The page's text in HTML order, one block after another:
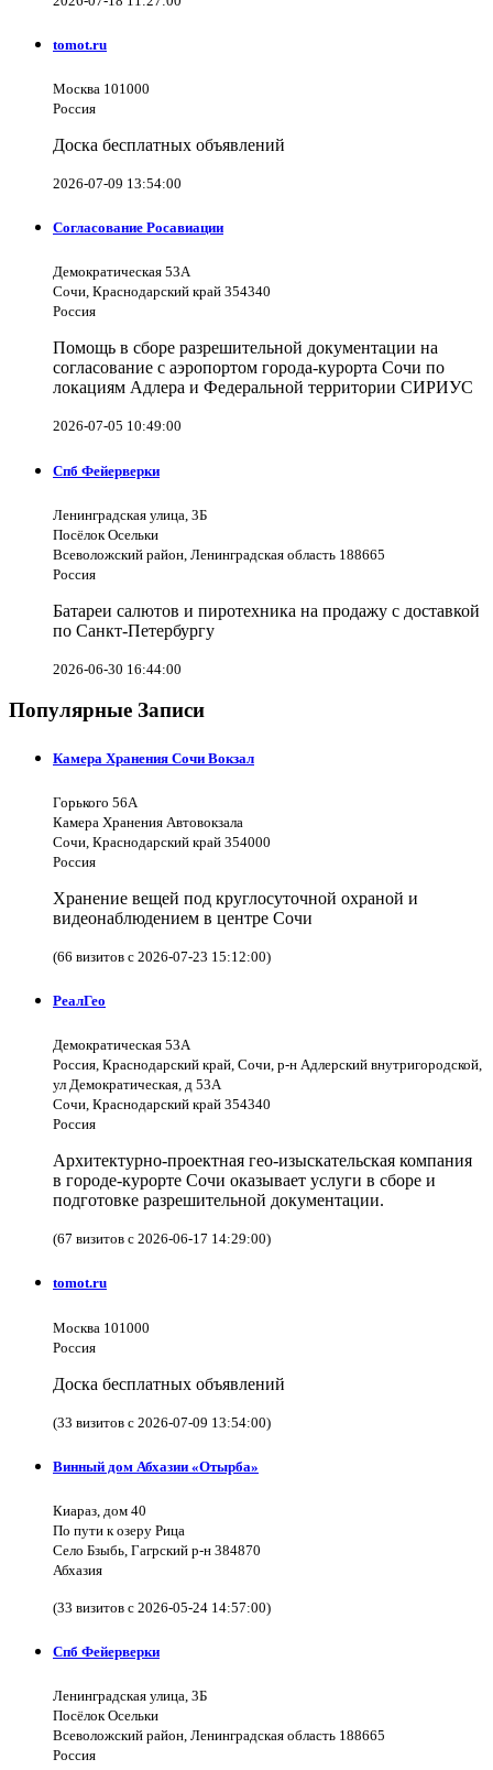
tomot.ru
Москва 101000
Россия
Доска бесплатных объявлений
2026-07-09 13:54:00
Согласование Росавиации
Демократическая 53А
Сочи, Краснодарский край 354340
Россия
Помощь в сборе разрешительной документации на
согласование с аэропортом города-курорта Сочи по
локациям Адлера и Федеральной территории СИРИУС
2026-07-05 10:49:00
Спб Фейерверки
Ленинградская улица, 3Б
Посёлок Осельки
Всеволожский район, Ленинградская область 188665
Россия
Батареи салютов и пиротехника на продажу с доставкой
по Санкт-Петербургу
2026-06-30 16:44:00
Популярные Записи
Камера Хранения Сочи Вокзал
Горького 56А
Камера Хранения Автовокзала
Сочи, Краснодарский край 354000
Россия
Хранение вещей под круглосуточной охраной и
видеонаблюдением в центре Сочи
(66 визитов с 2026-07-23 15:12:00)
РеалГео
Демократическая 53А
Россия, Краснодарский край, Сочи, р-н Адлерский внутригородской,
ул Демократическая, д 53А
Сочи, Краснодарский край 354340
Россия
Архитектурно-проектная гео-изыскательская компания
в городе-курорте Сочи оказывает услуги в сборе и
подготовке разрешительной документации.
(67 визитов с 2026-06-17 14:29:00)
tomot.ru
Москва 101000
Россия
Доска бесплатных объявлений
(33 визитов с 2026-07-09 13:54:00)
Винный дом Абхазии «Отырба»
Киараз, дом 40
По пути к озеру Рица
Село Бзыбь, Гагрский р-н 384870
Абхазия
(33 визитов с 2026-05-24 14:57:00)
Спб Фейерверки
Ленинградская улица, 3Б
Посёлок Осельки
Всеволожский район, Ленинградская область 188665
Россия